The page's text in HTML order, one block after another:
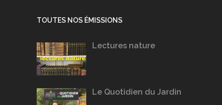
TOUTES NOS ÉMISSIONS
Lectures nature
Le Quotidien du Jardin